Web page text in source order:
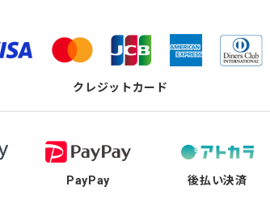
クレジットカード
PayPay 後払い決済